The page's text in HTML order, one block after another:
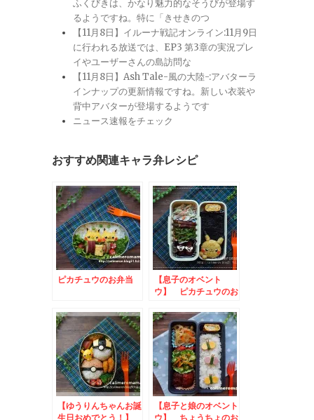
ふくびきは、かなり魅力的なそうびが登場す
るようですね。特に「きせきのつ
【11月8日】イルーナ戦記オンライン:11月9日
に行われる放送では、EP3 第3章の実況プレ
イやユーザーさんの島訪問な
【11月8日】Ash Tale-風の大陸-:アバターラ
インナップの更新情報ですね。新しい衣装や
背中アバターが登場するようです
ニュース速報をチェック
おすすめ関連キャラ弁レシピ
ピカチュウのお弁当
【息子のオベント
ウ】 ピカチュウのお
【ゆうりんちゃんお誕
生日おめでとう！】
【息子と娘のオベント
ウ】 ちょうちょのお